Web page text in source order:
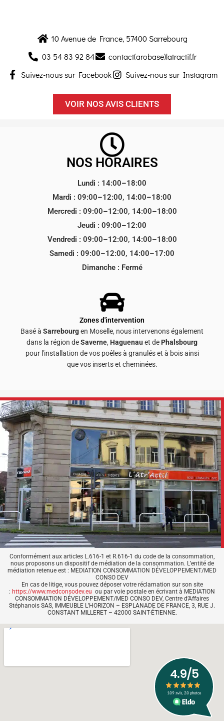
10 Avenue de France, 57400 Sarrebourg
03 54 83 92 84
contact(arobase)latractif.fr
Suivez-nous sur Facebook
Suivez-nous sur Instagram
VOIR NOS AVIS CLIENTS
NOS HORAIRES
Lundi : 14:00–18:00
Mardi : 09:00–12:00, 14:00–18:00
Mercredi : 09:00–12:00, 14:00–18:00
Jeudi : 09:00–12:00
Vendredi : 09:00–12:00, 14:00–18:00
Samedi : 09:00–12:00, 14:00–17:00
Dimanche : Fermé
Zones d'intervention
Basé à Sarrebourgen Moselle, nous intervenons également
dans la région deSaverne, Haguenau et de Phalsbourg
pour l'installation de vos poêles à granulés et à bois ainsi
que vos inserts et cheminées.
Conformément aux articles L.616-1 et R.616-1 du code de la consommation,
nous proposons un dispositif de médiation de la consommation. L’entité de
médiation retenue est : MEDIATION CONSOMMATION DÉVELOPPEMENT/MED
CONSO DEV
En cas de litige, vous pouvez déposer votre réclamation sur son site
: https://www.medconsodev.eu ou par voie postale en écrivant à MEDIATION
CONSOMMATION DÉVELOPPEMENT/MED CONSO DEV, Centre d’Affaires
Stéphanois SAS, IMMEUBLE L’HORIZON – ESPLANADE DE FRANCE, 3, RUE J.
CONSTANT MILLERET – 42000 SAINT-ÉTIENNE.